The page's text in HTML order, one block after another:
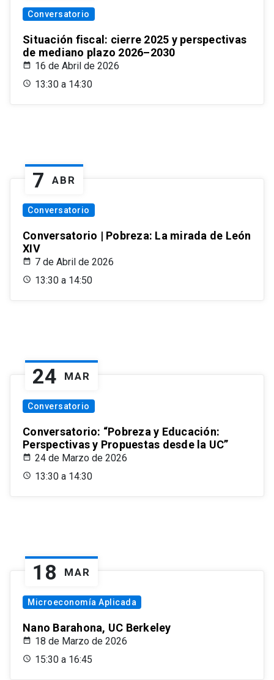
Conversatorio
Situación fiscal: cierre 2025 y perspectivas
de mediano plazo 2026–2030
16 de Abril de 2026
13:30 a 14:30
7 ABR
Conversatorio
Conversatorio | Pobreza: La mirada de León
XIV
7 de Abril de 2026
13:30 a 14:50
24 MAR
Conversatorio
Conversatorio: “Pobreza y Educación:
Perspectivas y Propuestas desde la UC”
24 de Marzo de 2026
13:30 a 14:30
18 MAR
Microeconomía Aplicada
Nano Barahona, UC Berkeley
18 de Marzo de 2026
15:30 a 16:45